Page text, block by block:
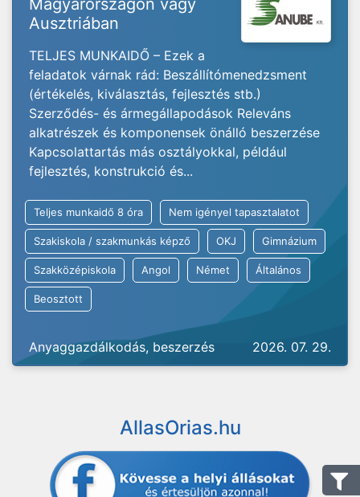
Magyarországon vagy
Ausztriában
TELJES MUNKAIDŐ – Ezek a
feladatok várnak rád: Beszállítómenedzsment
(értékelés, kiválasztás, fejlesztés stb.)
Szerződés- és ármegállapodások Releváns
alkatrészek és komponensek önálló beszerzése
Kapcsolattartás más osztályokkal, például
fejlesztés, konstrukció és...
Teljes munkaidő 8 óra Nem igényel tapasztalatot
Szakiskola / szakmunkás képző OKJ Gimnázium
Szakközépiskola Angol Német Általános
Beosztott
Anyaggazdálkodás, beszerzés 2026. 07. 29.
AllasOrias.hu